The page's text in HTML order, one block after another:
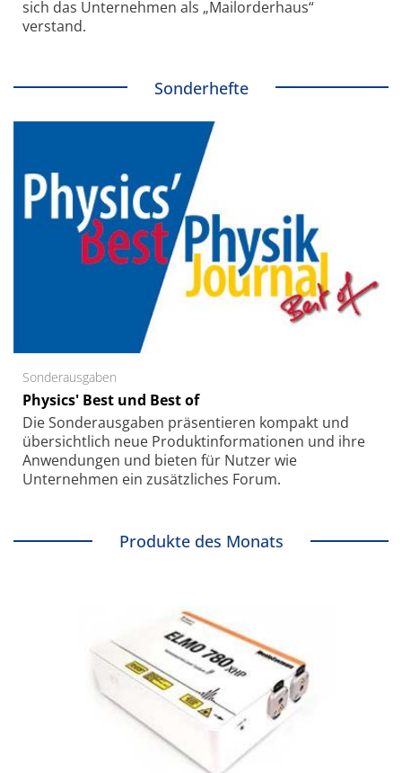
sich das Unternehmen als „Mailorderhaus“
verstand.
Sonderhefte
Sonderausgaben
Physics' Best und Best of
Die Sonder­ausgaben präsentieren kompakt und
übersichtlich neue Produkt­informationen und ihre
Anwendungen und bieten für Nutzer wie
Unternehmen ein zusätzliches Forum.
Produkte des Monats